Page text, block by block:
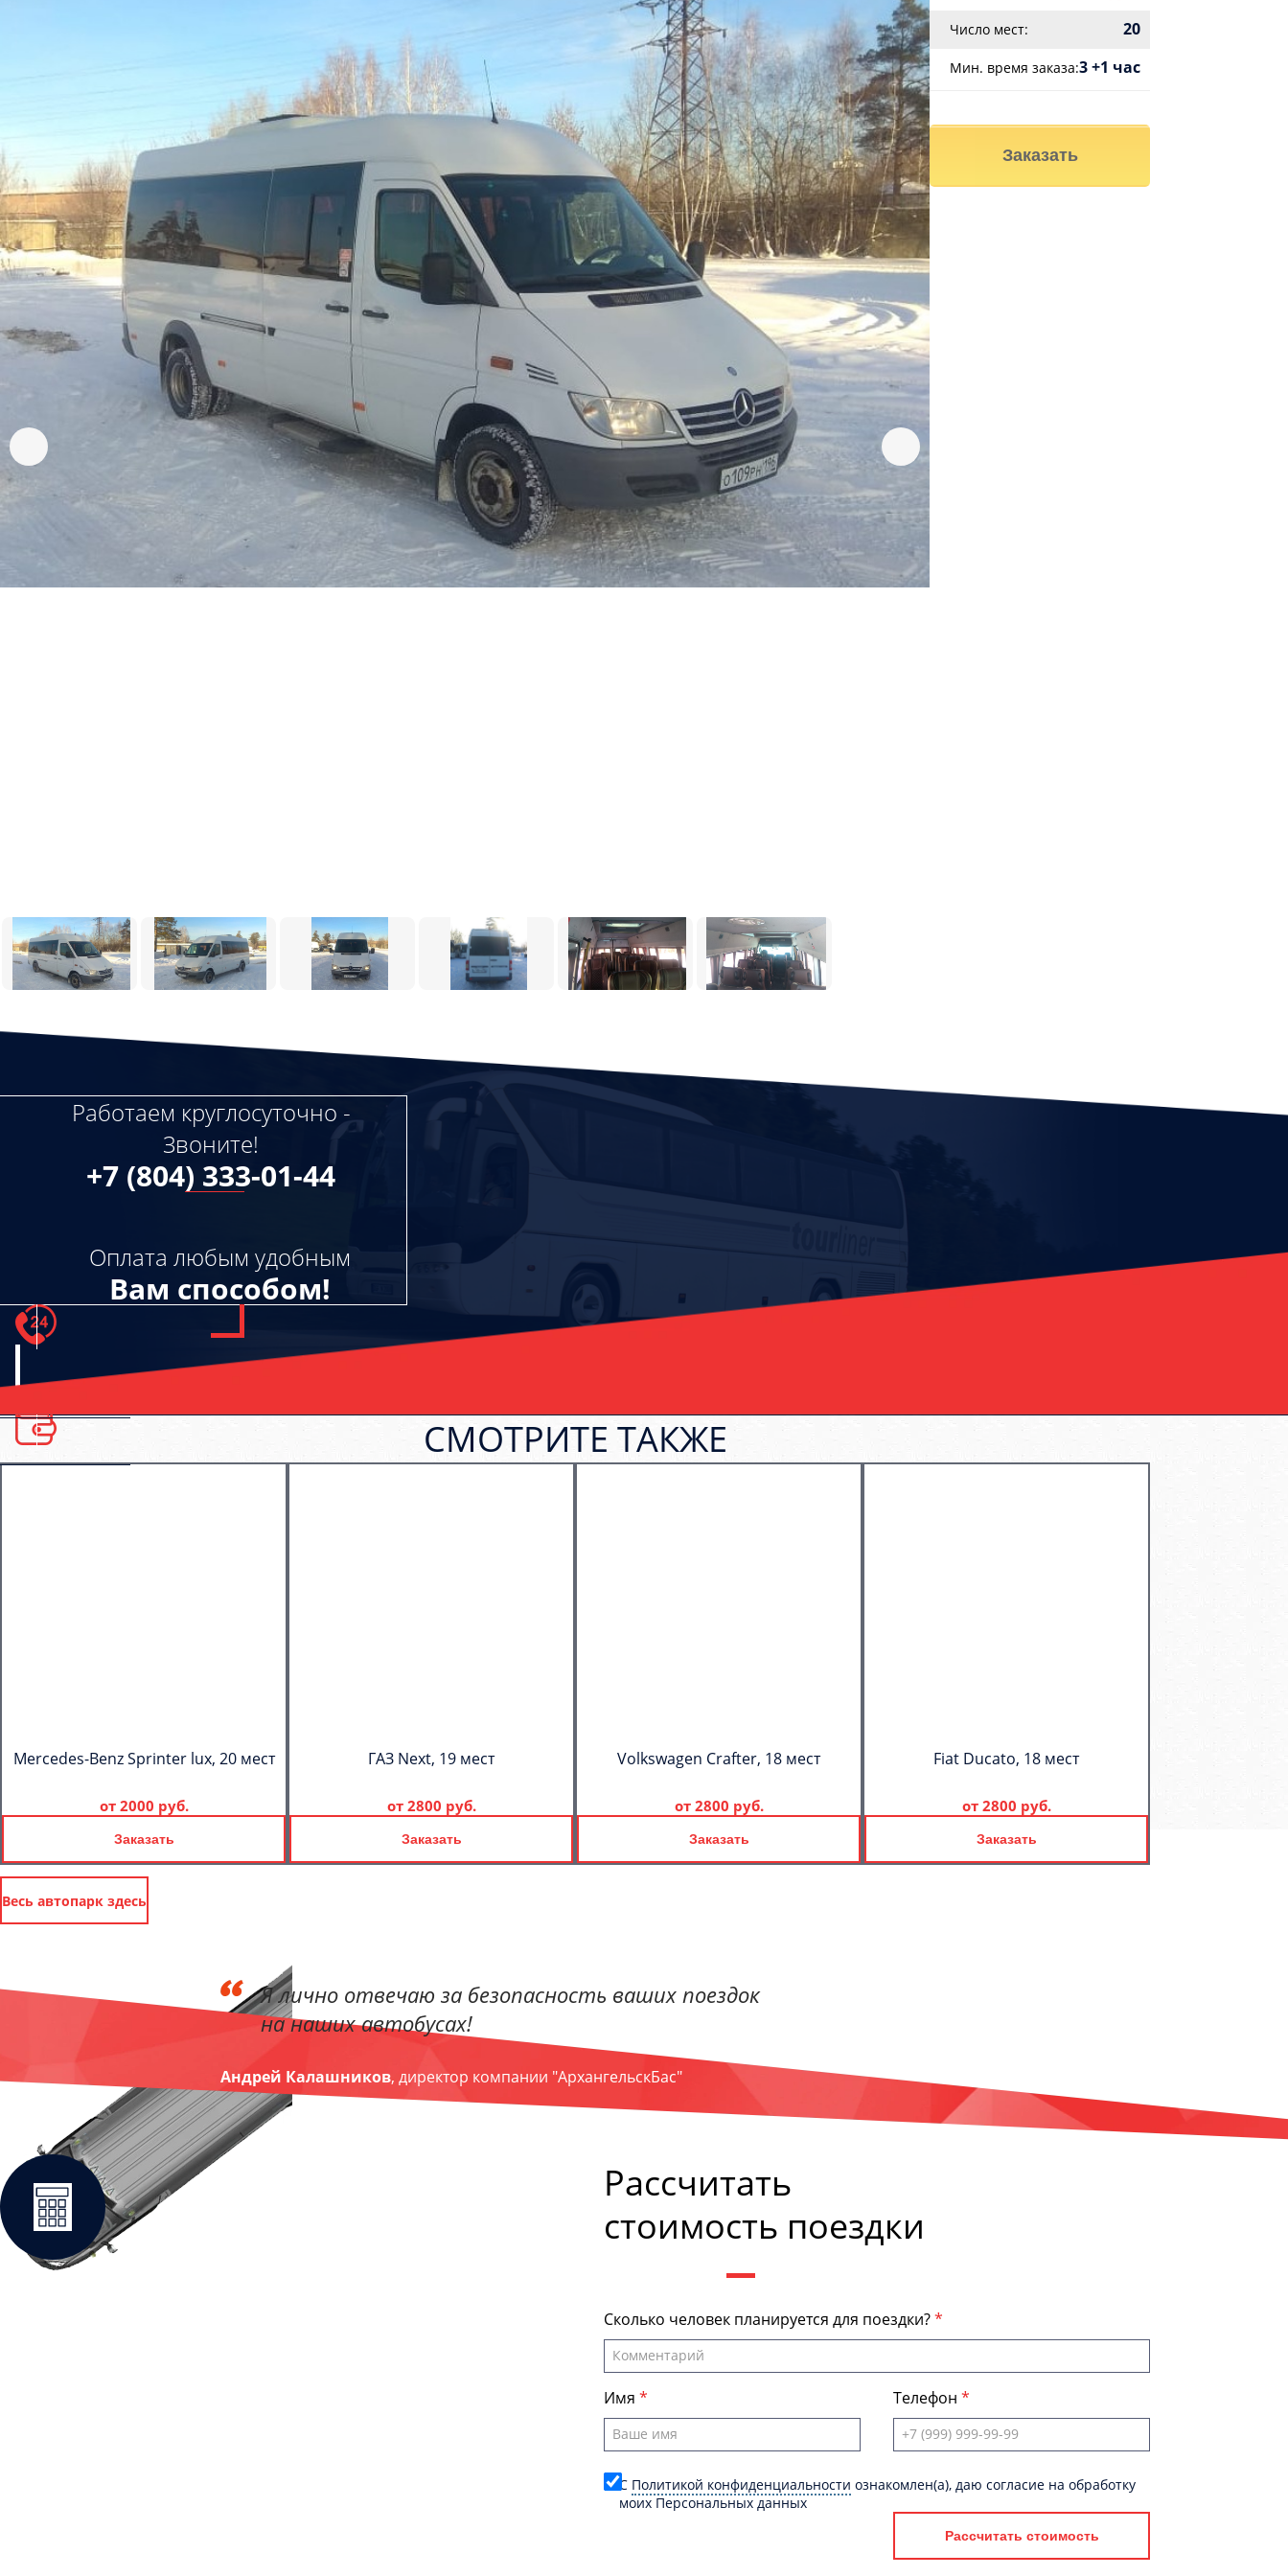
Число мест: 20
Мин. время заказа:3 +1 час
Заказать
Работаем круглосуточно -
Звоните!
+7 (804) 333-01-44
Оплата любым удобным
Вам способом!
СМОТРИТЕ ТАКЖЕ
Mercedes-Benz Sprinter lux, 20 мест
от 2000 руб.
Заказать
ГАЗ Next, 19 мест
от 2800 руб.
Заказать
Volkswagen Crafter, 18 мест
от 2800 руб.
Заказать
Fiat Ducato, 18 мест
от 2800 руб.
Заказать
Весь автопарк здесь
Я лично отвечаю за безопасность ваших поездок
на наших автобусах!
Андрей Калашников, директор компании "АрхангельскБас"
Рассчитать
стоимость поездки
Сколько человек планируется для поездки?
Имя Телефон
C Политикой конфиденциальности ознакомлен(а), даю согласие на обработку
моих Персональных данных
Рассчитать стоимость